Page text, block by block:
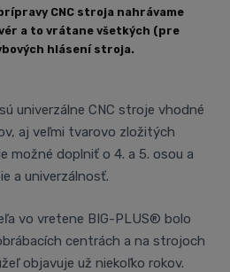
CNC stroja nahrávame
a to vrátane všetkých (pre
hlásení stroja.
univerzálne CNC stroje vhodné
aj veľmi tvarovo zložitých
možné doplniť o 4. a 5. osou a
a univerzálnosť.
vo vretene BIG-PLUS® bolo
centrách a na strojoch
objavuje už niekoľko rokov.